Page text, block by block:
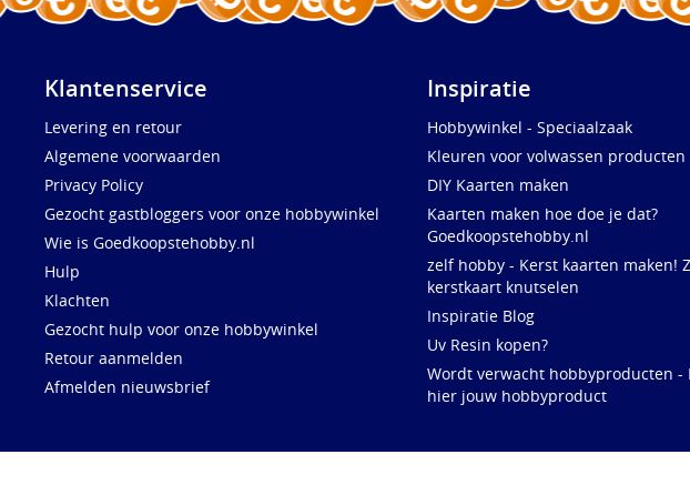
Klantenservice
Levering en retour
Algemene voorwaarden
Privacy Policy
Gezocht gastbloggers voor onze hobbywinkel
Wie is Goedkoopstehobby.nl
Hulp
Klachten
Gezocht hulp voor onze hobbywinkel
Retour aanmelden
Afmelden nieuwsbrief
Inspiratie
Hobbywinkel - Speciaalzaak
Kleuren voor volwassen producten
DIY Kaarten maken
Kaarten maken hoe doe je dat?
Goedkoopstehobby.nl
zelf hobby - Kerst kaarten maken!
kerstkaart knutselen
Inspiratie Blog
Uv Resin kopen?
Wordt verwacht hobbyproducten -
hier jouw hobbyproduct